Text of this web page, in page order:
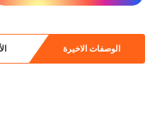
الوصفات الاخيرة